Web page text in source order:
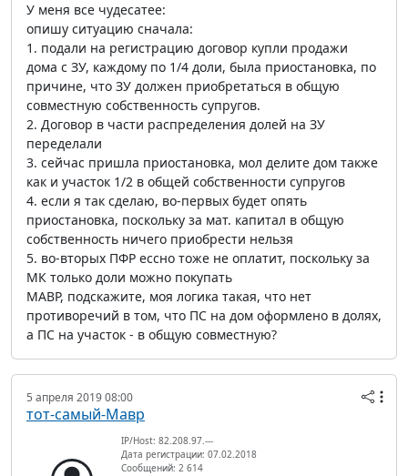
У меня все чудесатее:
опишу ситуацию сначала:
1. подали на регистрацию договор купли продажи
дома с ЗУ, каждому по 1/4 доли, была приостановка, по
причине, что ЗУ должен приобретаться в общую
совместную собственность супругов.
2. Договор в части распределения долей на ЗУ
переделали
3. сейчас пришла приостановка, мол делите дом также
как и участок 1/2 в общей собственности супругов
4. если я так сделаю, во-первых будет опять
приостановка, поскольку за мат. капитал в общую
собственность ничего приобрести нельзя
5. во-вторых ПФР ессно тоже не оплатит, поскольку за
МК только доли можно покупать
МАВР, подскажите, моя логика такая, что нет
противоречий в том, что ПС на дом оформлено в долях,
а ПС на участок - в общую совместную?
5 апреля 2019 08:00
тот-самый-Мавр
IP/Host: 82.208.97.---
Дата регистрации: 07.02.2018
Сообщений: 2 614